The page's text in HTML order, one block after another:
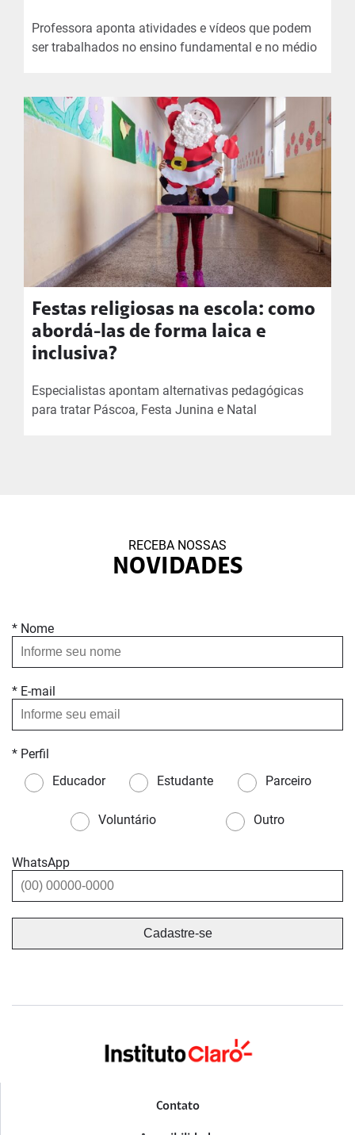
Professora aponta atividades e vídeos que podem
ser trabalhados no ensino fundamental e no médio
Festas religiosas na escola: como
abordá-las de forma laica e
inclusiva?
Especialistas apontam alternativas pedagógicas
para tratar Páscoa, Festa Junina e Natal
RECEBA NOSSAS
NOVIDADES
* Nome
* E-mail
* Perfil
Educador
Estudante Parceiro
Voluntário Outro
WhatsApp
Contato